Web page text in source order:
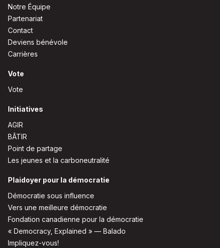
Notre Équipe
Partenariat
Contact
Deviens bénévole
Carrières
Vote
Vote
Initiatives
AGIR
BÂTIR
Point de partage
Les jeunes et la carboneutralité
Plaidoyer pour la démocratie
Démocratie sous influence
Vers une meilleure démocratie
Fondation canadienne pour la démocratie
« Democracy, Explained » — Balado
Impliquez-vous!